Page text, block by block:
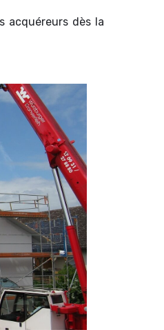
acquéreurs dès la